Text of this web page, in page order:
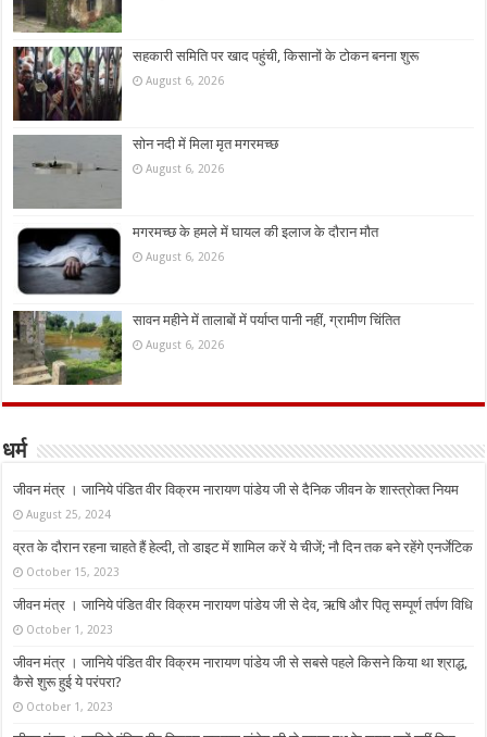
सहकारी समिति पर खाद पहुंची, किसानों के टोकन बनना शुरू
August 6, 2026
सोन नदी में मिला मृत मगरमच्छ
August 6, 2026
मगरमच्छ के हमले में घायल की इलाज के दौरान मौत
August 6, 2026
सावन महीने में तालाबों में पर्याप्त पानी नहीं, ग्रामीण चिंतित
August 6, 2026
धर्म
जीवन मंत्र । जानिये पंडित वीर विक्रम नारायण पांडेय जी से दैनिक जीवन के शास्त्रोक्त नियम
August 25, 2024
व्रत के दौरान रहना चाहते हैं हेल्दी, तो डाइट में शामिल करें ये चीजें; नौ दिन तक बने रहेंगे एनर्जेटिक
October 15, 2023
जीवन मंत्र । जानिये पंडित वीर विक्रम नारायण पांडेय जी से देव, ऋषि और पितृ सम्पूर्ण तर्पण विधि
October 1, 2023
जीवन मंत्र । जानिये पंडित वीर विक्रम नारायण पांडेय जी से सबसे पहले किसने किया था श्राद्ध,
कैसे शुरू हुई ये परंपरा?
October 1, 2023